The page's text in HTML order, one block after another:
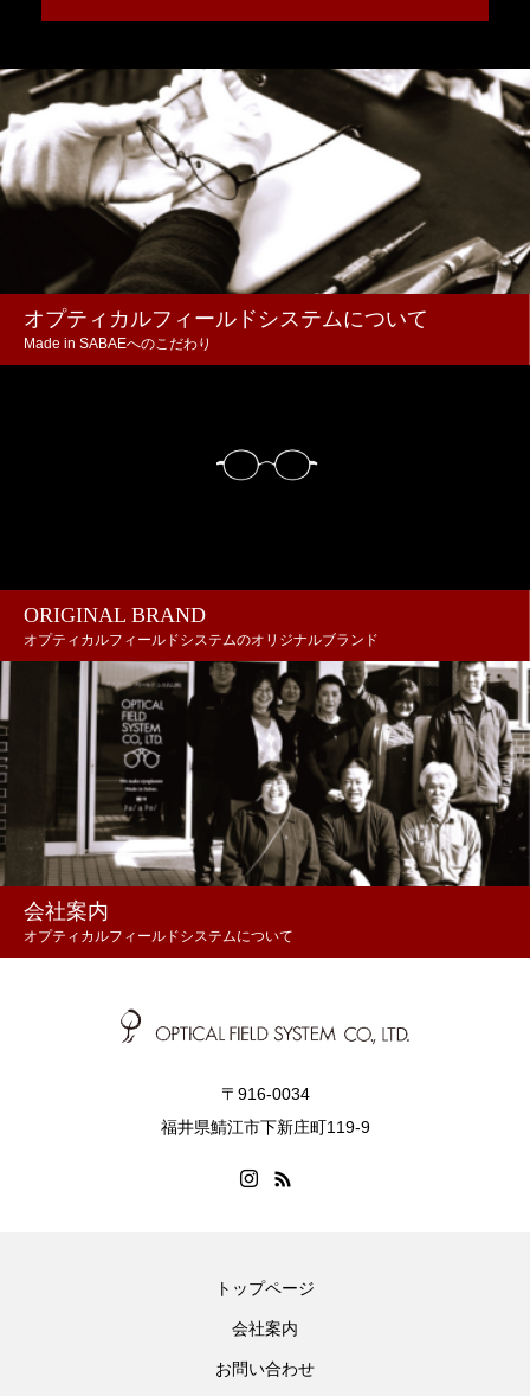
オプティカルフィールドシステムについて
Made in SABAEへのこだわり
ORIGINAL BRAND
オプティカルフィールドシステムのオリジナルブランド
会社案内
オプティカルフィールドシステムについて
〒916-0034
福井県鯖江市下新庄町119-9
トップページ
会社案内
お問い合わせ